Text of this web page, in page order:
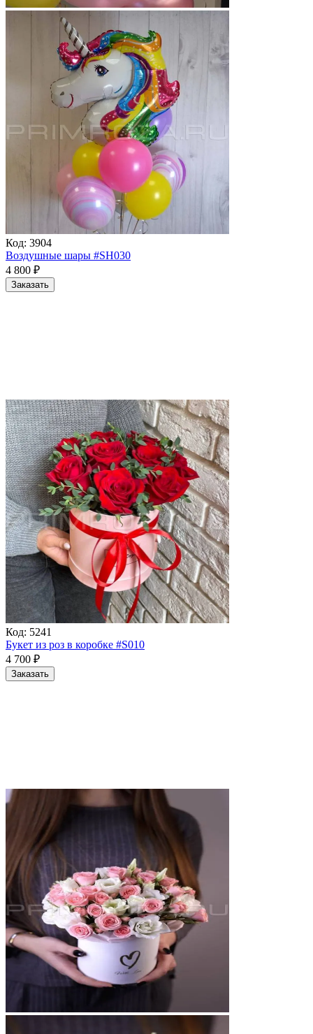
Код: 3904
Воздушные шары #SH030
4 800 ₽
Заказать
Код: 5241
Букет из роз в коробке #S010
4 700 ₽
Заказать